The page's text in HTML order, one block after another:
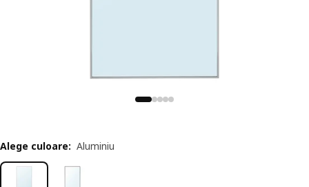
Alege culoare: Aluminiu